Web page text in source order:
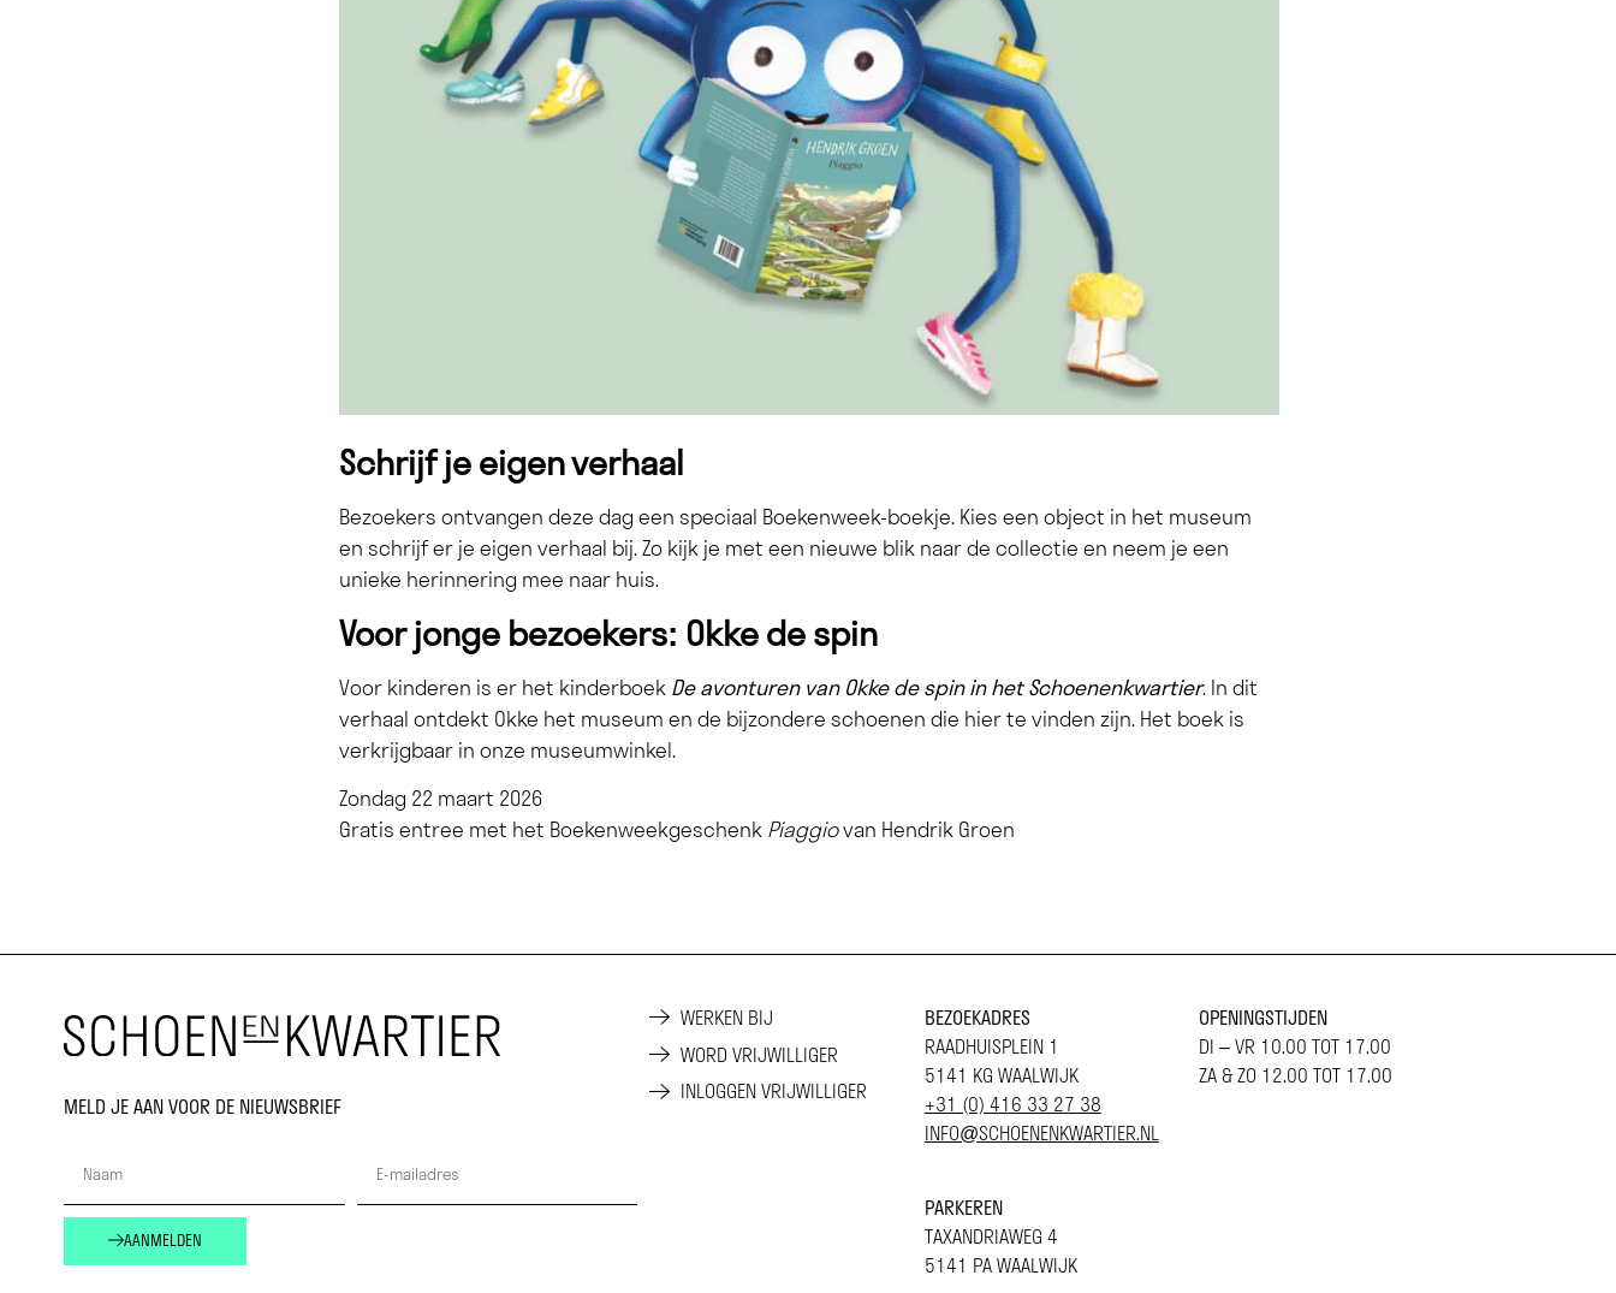
Schrijf je eigen verhaal
Bezoekers ontvangen deze dag een speciaal Boekenweek-boekje. Kies een object in het museum
en schrijf er je eigen verhaal bij. Zo kijk je met een nieuwe blik naar de collectie en neem je een
unieke herinnering mee naar huis.
Voor jonge bezoekers: Okke de spin
Voor kinderen is er het kinderboek De avonturen van Okke de spin in het Schoenenkwartier. In dit
verhaal ontdekt Okke het museum en de bijzondere schoenen die hier te vinden zijn. Het boek is
verkrijgbaar in onze museumwinkel.
Zondag 22 maart 2026
Gratis entree met het Boekenweekgeschenk Piaggiovan Hendrik Groen
MELD JE AAN VOOR DE NIEUWSBRIEF
AANMELDEN
WERKEN BIJ
WORD VRIJWILLIGER
INLOGGEN VRIJWILLIGER
BEZOEKADRES
RAADHUISPLEIN 1
5141 KG WAALWIJK
+31 (0) 416 33 27 38
INFO@SCHOENENKWARTIER.NL
PARKEREN
TAXANDRIAWEG 4
5141 PA WAALWIJK
OPENINGSTIJDEN
DI – VR 10.00 TOT 17.00
ZA & ZO 12.00 TOT 17.00